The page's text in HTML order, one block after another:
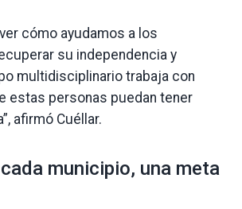
cómo ayudamos a los
su independencia y
multidisciplinario trabaja con
estas personas puedan tener
afirmó Cuéllar.
cada municipio, una meta